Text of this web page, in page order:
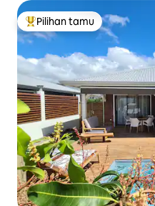
Pilihan tamu terpopuler
Pilihan tamu